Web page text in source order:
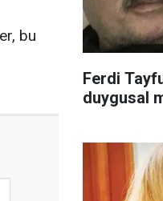
bu
Ferdi
duygusal